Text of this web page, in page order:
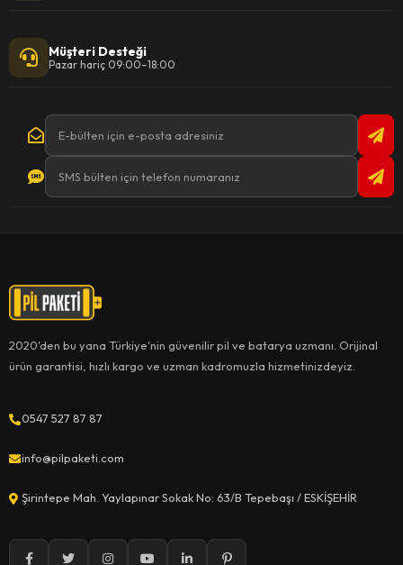
Müşteri Desteği
Pazar hariç 09:00–18:00
2020'den bu yana Türkiye'nin güvenilir pil ve batarya uzmanı. Orijinal
ürün garantisi, hızlı kargo ve uzman kadromuzla hizmetinizdeyiz.
0547 527 87 87
info@pilpaketi.com
Şirintepe Mah. Yaylapınar Sokak No: 63/B Tepebaşı / ESKİŞEHİR